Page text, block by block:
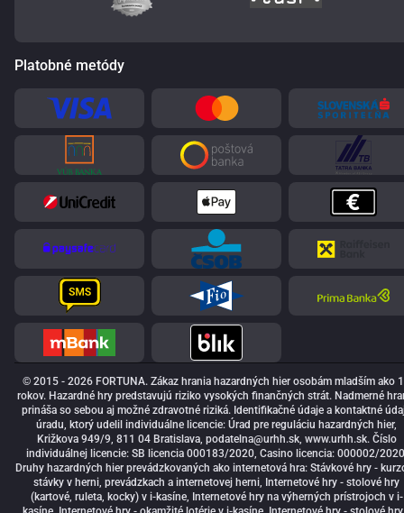
Platobné metódy
© 2015 - 2026 FORTUNA. Zákaz hrania hazardných hier osobám mladším ako
rokov. Hazardné hry predstavujú riziko vysokých finančných strát. Nadmerné
prináša so sebou aj možné zdravotné riziká. Identifikačné údaje a kontaktné
úradu, ktorý udelil individuálne licencie: Úrad pre reguláciu hazardných hier,
Križkova 949/9, 811 04 Bratislava, podatelna@urhh.sk, www.urhh.sk. Číslo
individuálnej licencie: SB licencia 000183/2020, Casino licencia: 000002/
Druhy hazardných hier prevádzkovaných ako internetová hra: Stávkové hry -
stávky v herni, prevádzkach a internetovej herni, Internetové hry - stolové hry
(kartové, ruleta, kocky) v i-kasíne, Internetové hry na výherných prístrojoch v i-